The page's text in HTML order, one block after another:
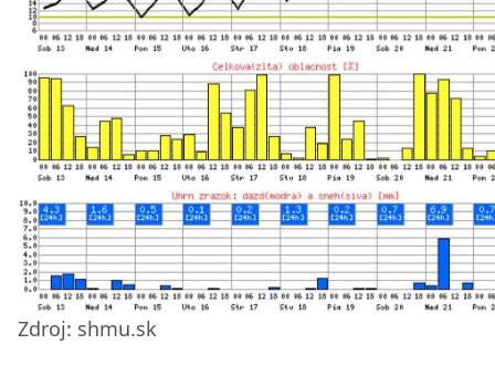
Zdroj: shmu.sk